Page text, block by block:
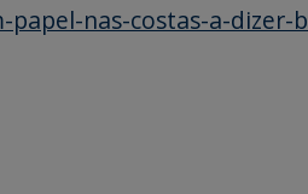
nas-costas-a-dizer-